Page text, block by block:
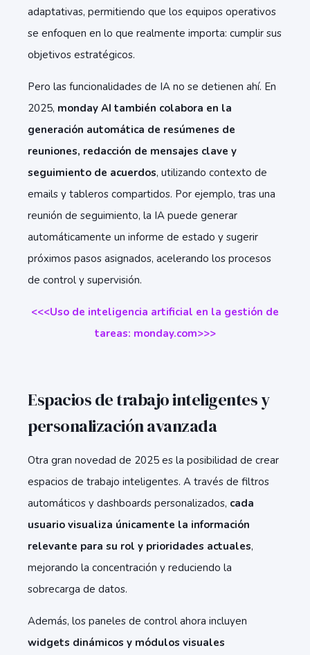
adaptativas, permitiendo que los equipos operativos
se enfoquen en lo que realmente importa: cumplir sus
objetivos estratégicos.
Pero las funcionalidades de IA no se detienen ahí. En
2025, monday AI también colabora en la
generación automática de resúmenes de
reuniones, redacción de mensajes clave y
seguimiento de acuerdos, utilizando contexto de
emails y tableros compartidos. Por ejemplo, tras una
reunión de seguimiento, la IA puede generar
automáticamente un informe de estado y sugerir
próximos pasos asignados, acelerando los procesos
de control y supervisión.
<<<Uso de inteligencia artificial en la gestión de
tareas: monday.com>>>
Espacios de trabajo inteligentes y
personalización avanzada
Otra gran novedad de 2025 es la posibilidad de crear
espacios de trabajo inteligentes. A través de filtros
automáticos y dashboards personalizados, cada
usuario visualiza únicamente la información
relevante para su rol y prioridades actuales,
mejorando la concentración y reduciendo la
sobrecarga de datos.
Además, los paneles de control ahora incluyen
widgets dinámicos y módulos visuales